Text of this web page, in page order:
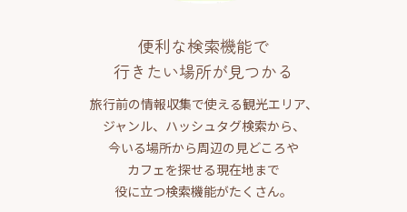
便利な検索機能で
行きたい場所が見つかる
旅行前の情報収集で使える観光エリア、
ジャンル、ハッシュタグ検索から、
今いる場所から周辺の見どころや
カフェを探せる現在地まで
役に立つ検索機能がたくさん。